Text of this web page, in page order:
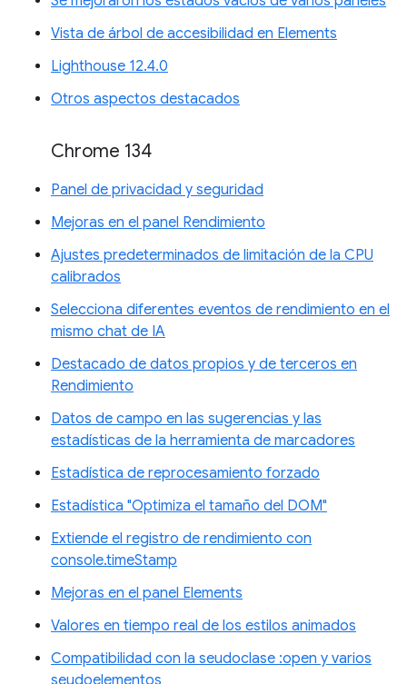
Vista de árbol de accesibilidad en Elements
Lighthouse 12.4.0
Otros aspectos destacados
Chrome 134
Panel de privacidad y seguridad
Mejoras en el panel Rendimiento
Ajustes predeterminados de limitación de la CPU
calibrados
Selecciona diferentes eventos de rendimiento en el
mismo chat de IA
Destacado de datos propios y de terceros en
Rendimiento
Datos de campo en las sugerencias y las
estadísticas de la herramienta de marcadores
Estadística de reprocesamiento forzado
Estadística "Optimiza el tamaño del DOM"
Extiende el registro de rendimiento con
console.timeStamp
Mejoras en el panel Elements
Valores en tiempo real de los estilos animados
Compatibilidad con la seudoclase :open y varios